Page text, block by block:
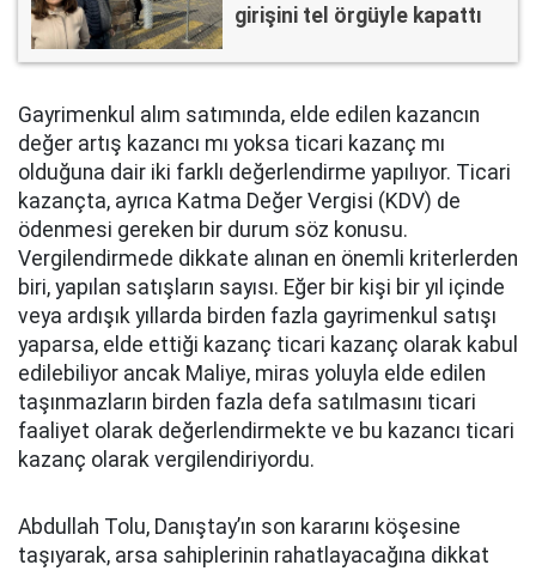
girişini tel örgüyle kapattı
Gayrimenkul alım satımında, elde edilen kazancın
değer artış kazancı mı yoksa ticari kazanç mı
olduğuna dair iki farklı değerlendirme yapılıyor. Ticari
kazançta, ayrıca Katma Değer Vergisi (KDV) de
ödenmesi gereken bir durum söz konusu.
Vergilendirmede dikkate alınan en önemli kriterlerden
biri, yapılan satışların sayısı. Eğer bir kişi bir yıl içinde
veya ardışık yıllarda birden fazla gayrimenkul satışı
yaparsa, elde ettiği kazanç ticari kazanç olarak kabul
edilebiliyor ancak Maliye, miras yoluyla elde edilen
taşınmazların birden fazla defa satılmasını ticari
faaliyet olarak değerlendirmekte ve bu kazancı ticari
kazanç olarak vergilendiriyordu.
Abdullah Tolu, Danıştay’ın son kararını köşesine
taşıyarak, arsa sahiplerinin rahatlayacağına dikkat